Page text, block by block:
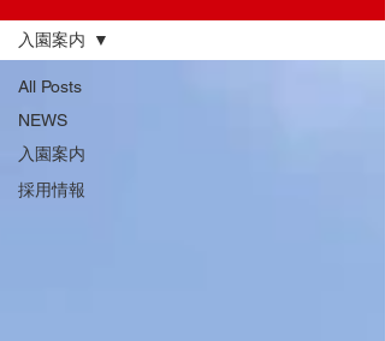
All Posts
NEWS
入園案内
採用情報
入園案内